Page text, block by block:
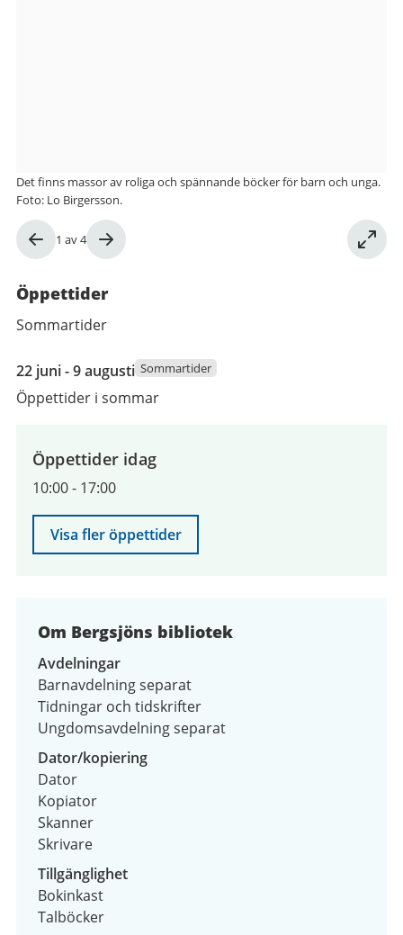
Bild
4
1 av4
Det finns massor av roliga och spännande böcker för barn och unga.
Foto: Lo Birgersson.
Öppettider
Sommartider
22
juni
2026
augusti
2026
22 juni - 9 augusti Sommartider
Öppettider i sommar
Öppettider idag
10:00- 17:00
Visa fler öppettider
Om Bergsjöns bibliotek
Avdelningar
Barnavdelning separat
Tidningar och tidskrifter
Ungdomsavdelning separat
Dator/kopiering
Dator
Kopiator
Skanner
Skrivare
Tillgänglighet
Bokinkast
Talböcker